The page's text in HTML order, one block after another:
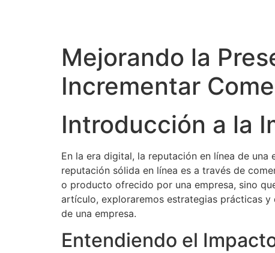
Mejorando la
Incrementar
Introducción a la
En la era digital, la reputación en línea de
reputación sólida en línea es a través de
o producto ofrecido por una empresa, sino
artículo, exploraremos estrategias prácticas
de una empresa.
Entendiendo el